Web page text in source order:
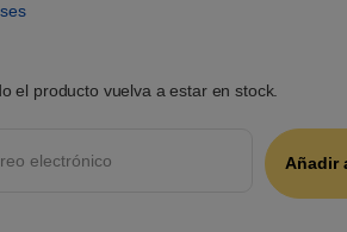
el producto vuelva a estar en stock.